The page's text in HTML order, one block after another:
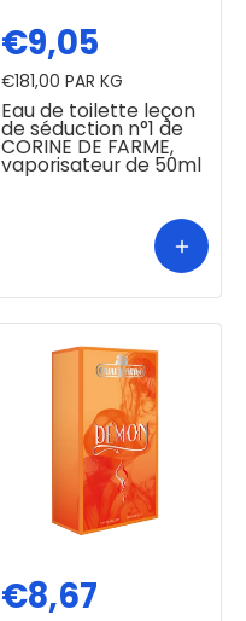
Eau de toilette leçon
de séduction n°1 de
CORINE DE FARME,
vaporisateur de 50ml
€9,05
€181,00 PAR KG
€8,67